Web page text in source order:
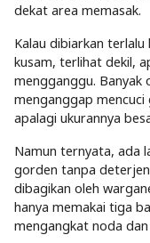
dekat area memasak.
Kalau dibiarkan
kusam, terlihat dekil,
mengganggu. Banyak
menganggap mencuci
apalagi ukurannya
Namun ternyata, ada
gorden tanpa
dibagikan oleh
hanya memakai tiga
mengangkat noda